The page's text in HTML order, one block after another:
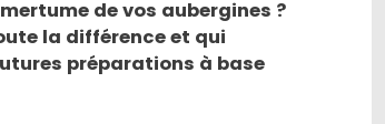
de vos aubergines ?
la différence et qui
préparations à base